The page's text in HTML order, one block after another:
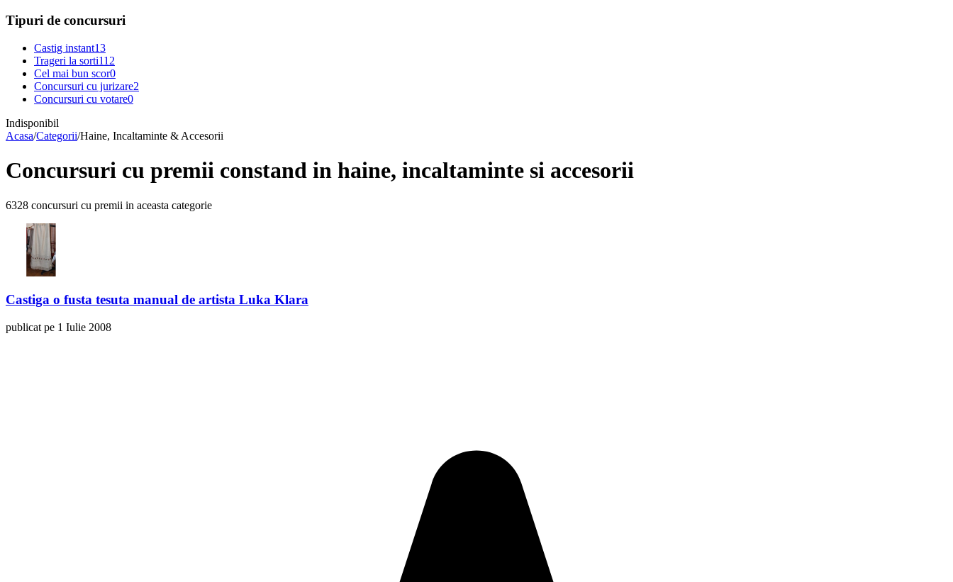
Tipuri de concursuri
Castig instant13
Trageri la sorti112
Cel mai bun scor0
Concursuri cu jurizare2
Concursuri cu votare0
Indisponibil
Acasa/Categorii/Haine, Incaltaminte & Accesorii
Concursuri cu premii constand in haine, incaltaminte si accesorii
6328 concursuri cu premii in aceasta categorie
Castiga o fusta tesuta manual de artista Luka Klara
publicat pe 1 Iulie 2008